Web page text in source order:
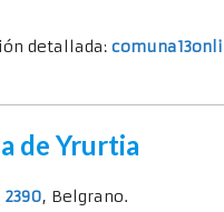
detallada:
de Yrurtia
2390, Belgrano.